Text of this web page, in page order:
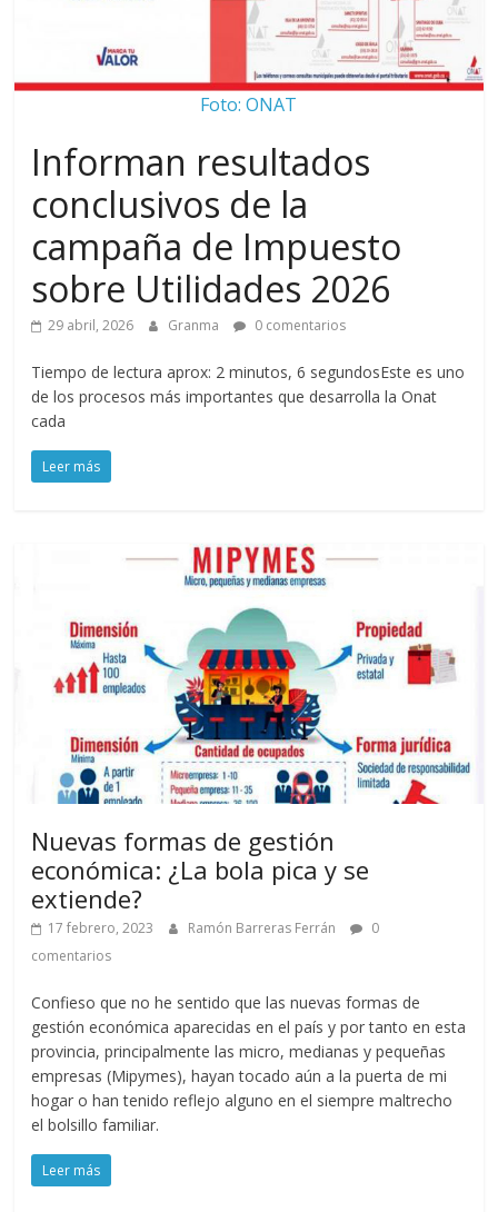
Foto: ONAT
Informan resultados
conclusivos de la
campaña de Impuesto
sobre Utilidades 2026
29 abril, 2026 Granma 0 comentarios
Tiempo de lectura aprox: 2 minutos, 6 segundosEste es uno
de los procesos más importantes que desarrolla la Onat
cada
Leer más
Nuevas formas de gestión
económica: ¿La bola pica y se
extiende?
17 febrero, 2023 Ramón Barreras Ferrán
0
comentarios
Confieso que no he sentido que las nuevas formas de
gestión económica aparecidas en el país y por tanto en esta
provincia, principalmente las micro, medianas y pequeñas
empresas (Mipymes), hayan tocado aún a la puerta de mi
hogar o han tenido reflejo alguno en el siempre maltrecho
el bolsillo familiar.
Leer más